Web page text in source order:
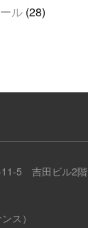
ル (28)
11-5 吉田ビル2階
ス）